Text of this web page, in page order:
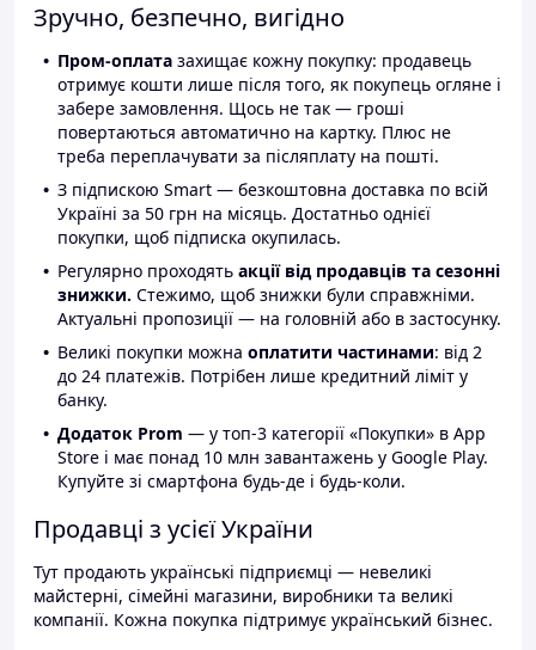
Зручно, безпечно, вигідно
Пром-оплата захищає кожну покупку: продавець
отримує кошти лише після того, як покупець огляне і
забере замовлення. Щось не так — гроші
повертаються автоматично на картку. Плюс не
треба переплачувати за післяплату на пошті.
З підпискою Smart — безкоштовна доставка по всій
Україні за 50 грн на місяць. Достатньо однієї
покупки, щоб підписка окупилась.
Регулярно проходять акції від продавців та сезонні
знижки. Стежимо, щоб знижки були справжніми.
Актуальні пропозиції — на головній або в застосунку.
Великі покупки можна оплатити частинами: від 2
до 24 платежів. Потрібен лише кредитний ліміт у
банку.
Додаток Prom — у топ-3 категорії «Покупки» в App
Store і має понад 10 млн завантажень у Google Play.
Купуйте зі смартфона будь-де і будь-коли.
Продавці з усієї України
Тут продають українські підприємці — невеликі
майстерні, сімейні магазини, виробники та великі
компанії. Кожна покупка підтримує український бізнес.